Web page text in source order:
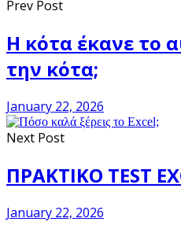
Prev Post
Η κότα έκανε το
την κότα;
January 22, 2026
Next Post
ΠΡΑΚΤΙΚΟ TEST
January 22, 2026